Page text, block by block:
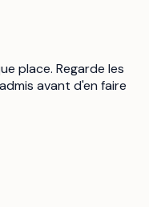
place. Regarde les
avant d'en faire